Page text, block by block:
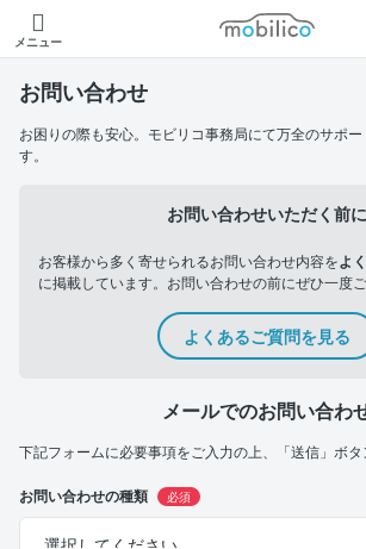
メニュー
モビリコ
お問い合わせ
お困りの際も安心。モビリコ事務局にて万全のサポ
す。
お問い合わせいただく前に
お客様から多く寄せられるお問い合わせ内容をよ
に掲載しています。お問い合わせの前にぜひ一度ご
よくあるご質問を見る
メールでのお問い合わ
下記フォームに必要事項をご入力の上、「送信」ボタ
お問い合わせの種類 必須